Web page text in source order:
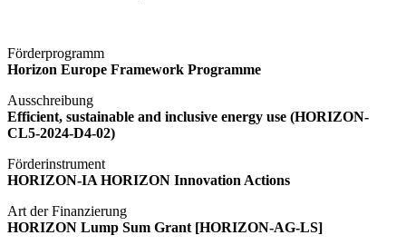
Förderprogramm
Horizon Europe Framework Programme
Ausschreibung
Efficient, sustainable and inclusive energy use (HORIZON-
CL5-2024-D4-02)
Förderinstrument
HORIZON-IA HORIZON Innovation Actions
Art der Finanzierung
HORIZON Lump Sum Grant [HORIZON-AG-LS]